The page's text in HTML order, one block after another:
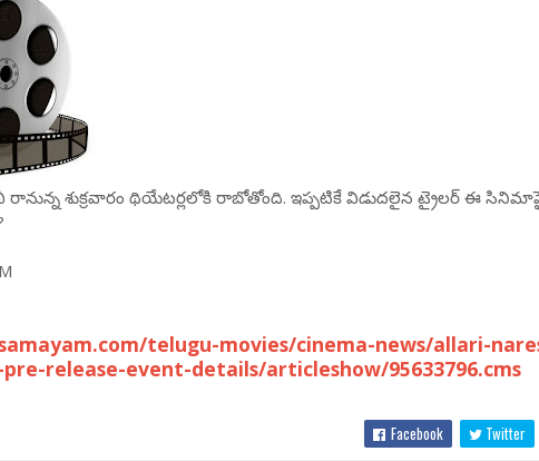
రానున్న శుక్రవారం థియేటర్లలోకి రాబోతోంది. ఇప్పటికే విడుదలైన ట్రైలర్ ఈ
telugu-movies/cinema-news/allari-
release-event-details/articleshow/95633796.cms
Facebook Twitter